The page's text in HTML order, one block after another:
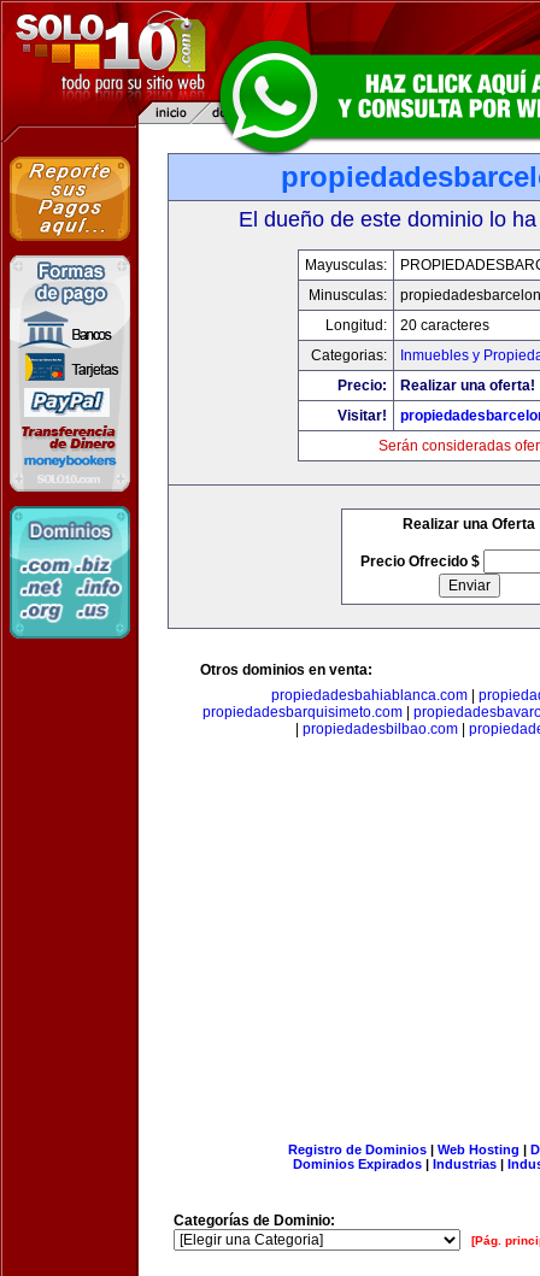
El dueño de este dominio lo
Mayusculas:
Minusculas:
Longitud:
20 caracteres
Categorias:
Inmuebles y
Precio:
Realizar una oferta!
Visitar!
Serán consideradas
Realizar una Oferta
Precio Ofrecido $
Otros dominios en venta:
propiedadesbahiablanca.com
propiedadesbarquisimeto.com|
propiedadesbilbao.com
Registro de Dominios| Web Hosting |
Dominios Expirados | Industrias |
Categorías de Dominio:
[Pág.